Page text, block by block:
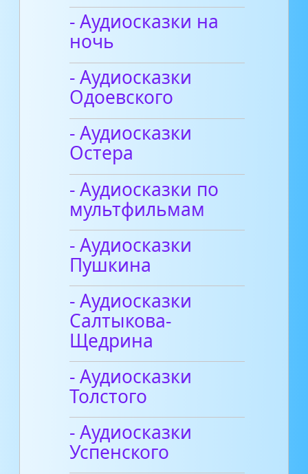
- Аудиосказки на
ночь
- Аудиосказки
Одоевского
- Аудиосказки
Остера
- Аудиосказки по
мультфильмам
- Аудиосказки
Пушкина
- Аудиосказки
Салтыкова-
Щедрина
- Аудиосказки
Толстого
- Аудиосказки
Успенского